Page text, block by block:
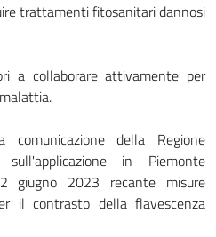
trattamenti fitosanitari dannosi
a collaborare attivamente per
della Regione
sull'applicazione in Piemonte
giugno 2023 recante misure
il contrasto della flavescenza